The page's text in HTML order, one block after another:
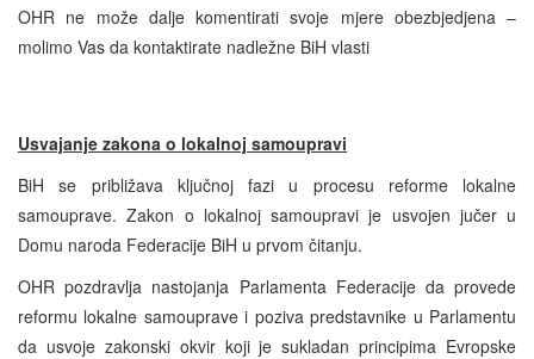
OHR ne može dalje komentirati svoje mjere obezbjedjena –
molimo Vas da kontaktirate nadležne BiH vlasti
Usvajanje zakona o lokalnoj samoupravi
BiH se približava ključnoj fazi u procesu reforme lokalne
samouprave. Zakon o lokalnoj samoupravi je usvojen jučer u
Domu naroda Federacije BiH u prvom čitanju.
OHR pozdravlja nastojanja Parlamenta Federacije da provede
reformu lokalne samouprave i poziva predstavnike u Parlamentu
da usvoje zakonski okvir koji je sukladan principima Evropske